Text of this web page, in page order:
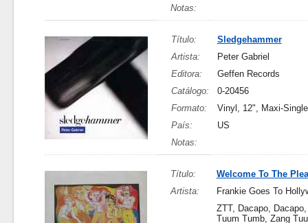
Notas:
Título:
Sledgehammer
Artista:
Peter Gabriel
Editora:
Geffen Records
Catálogo:
0-20456
Formato:
Vinyl, 12", Maxi-
País:
US
Notas:
Título:
Welcome To The
Artista:
Frankie Goes To
ZTT, Dacapo,
Tuum Tumb, Zang